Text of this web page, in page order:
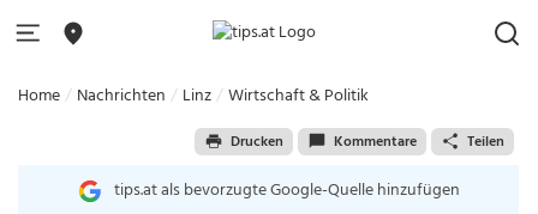
Home Nachrichten Linz Wirtschaft & Politik
Drucken Kommentare Teilen
tips.at als bevorzugte Google-Quelle hinzufügen